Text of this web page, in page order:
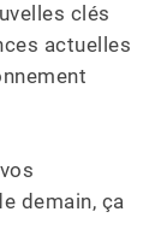
clés
actuelles
demain, ça